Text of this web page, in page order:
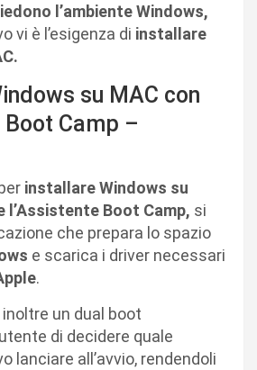
l’ambiente Windows,
vi è l’esigenza di installare
su MAC con
Boot Camp –
installare Windows su
l’Assistente Boot Camp, si
che prepara lo spazio
e scarica i driver necessari
.
un dual boot
di decidere quale
lanciare all’avvio, rendendoli